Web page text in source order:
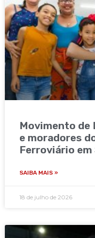
Movimento de
e moradores
Ferroviário em
SAIBA MAIS »
18 de julho de 2026